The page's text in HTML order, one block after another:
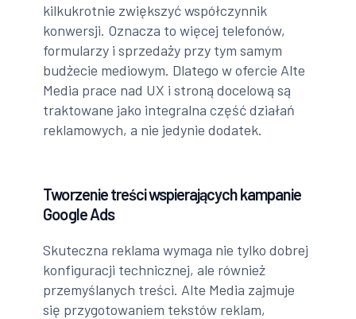
kilkukrotnie zwiększyć współczynnik
konwersji. Oznacza to więcej telefonów,
formularzy i sprzedaży przy tym samym
budżecie mediowym. Dlatego w ofercie Alte
Media prace nad UX i stroną docelową są
traktowane jako integralna część działań
reklamowych, a nie jedynie dodatek.
Tworzenie treści wspierających kampanie
Google Ads
Skuteczna reklama wymaga nie tylko dobrej
konfiguracji technicznej, ale również
przemyślanych treści. Alte Media zajmuje
się przygotowaniem tekstów reklam,